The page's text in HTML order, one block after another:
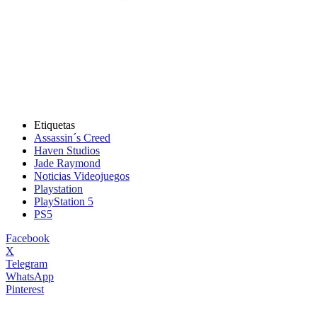
Etiquetas
Assassin´s Creed
Haven Studios
Jade Raymond
Noticias Videojuegos
Playstation
PlayStation 5
PS5
Facebook
X
Telegram
WhatsApp
Pinterest